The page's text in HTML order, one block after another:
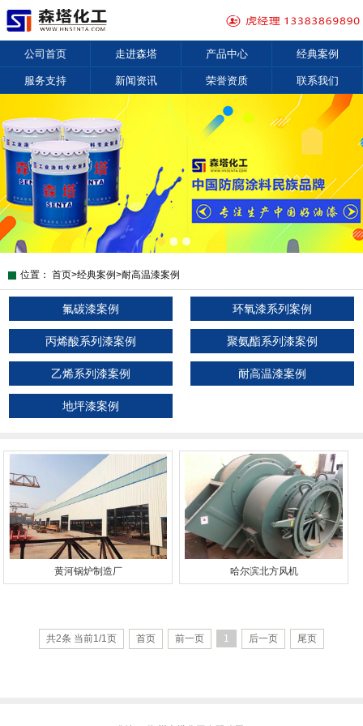
公司首页 走进森塔 产品中心 经典案例
服务支持 新闻资讯 荣誉资质 联系我们
位置： 首页>经典案例>耐高温漆案例
氟碳漆案例 环氧漆系列案例
丙烯酸系列漆案例 聚氨酯系列漆案例
乙烯系列漆案例 耐高温漆案例
地坪漆案例
黄河锅炉制造厂 哈尔滨北方风机
共2条 当前1/1页 首页 前一页 1 后一页 尾页